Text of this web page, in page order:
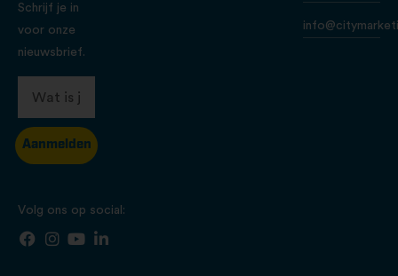
Schrijf je in
voor onze
nieuwsbrief.
Aanmelden
Volg ons op social: